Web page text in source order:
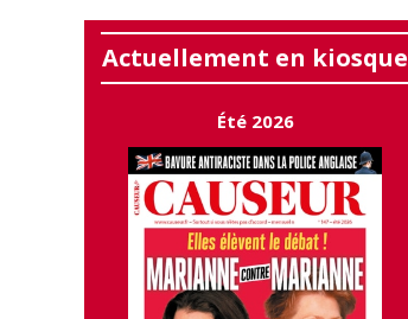
Actuellement en kiosque
Été 2026